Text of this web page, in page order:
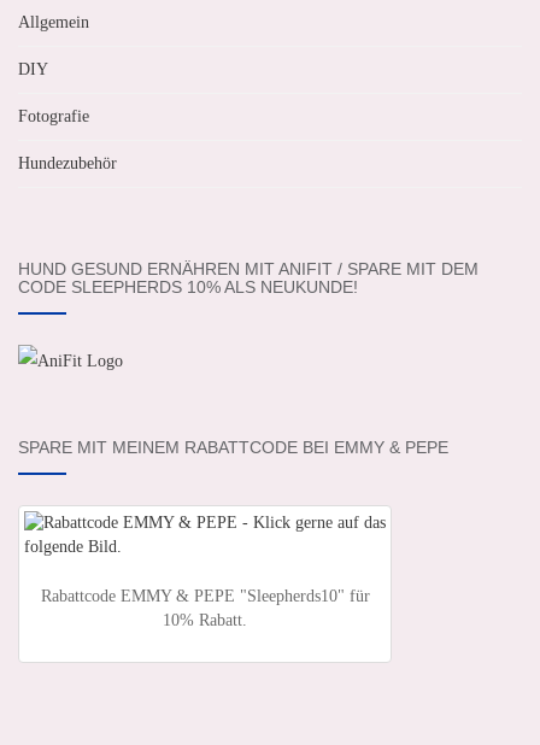
Allgemein
DIY
Fotografie
Hundezubehör
HUND GESUND ERNÄHREN MIT ANIFIT / SPARE MIT DEM
CODE SLEEPHERDS 10% ALS NEUKUNDE!
SPARE MIT MEINEM RABATTCODE BEI EMMY & PEPE
Rabattcode EMMY & PEPE "Sleepherds10" für
10% Rabatt.